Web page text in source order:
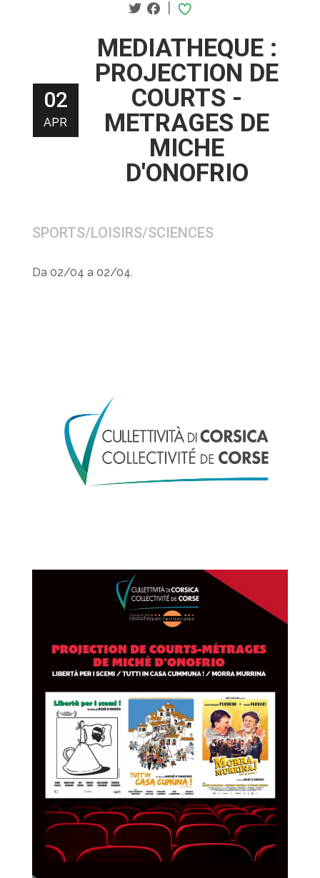
|
02
APR
MEDIATHEQUE :
PROJECTION DE
COURTS -
METRAGES DE
MICHE
D'ONOFRIO
SPORTS/LOISIRS/SCIENCES
Da 02/04 a 02/04.